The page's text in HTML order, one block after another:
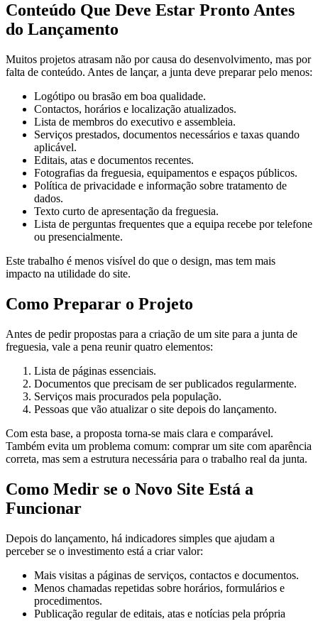
Conteúdo Que Deve Estar Pronto Antes
do Lançamento
Muitos projetos atrasam não por causa do desenvolvimento, mas por
falta de conteúdo. Antes de lançar, a junta deve preparar pelo menos:
Logótipo ou brasão em boa qualidade.
Contactos, horários e localização atualizados.
Lista de membros do executivo e assembleia.
Serviços prestados, documentos necessários e taxas quando
aplicável.
Editais, atas e documentos recentes.
Fotografias da freguesia, equipamentos e espaços públicos.
Política de privacidade e informação sobre tratamento de
dados.
Texto curto de apresentação da freguesia.
Lista de perguntas frequentes que a equipa recebe por telefone
ou presencialmente.
Este trabalho é menos visível do que o design, mas tem mais
impacto na utilidade do site.
Como Preparar o Projeto
Antes de pedir propostas para a criação de um site para a junta de
freguesia, vale a pena reunir quatro elementos:
Lista de páginas essenciais.
Documentos que precisam de ser publicados regularmente.
Serviços mais procurados pela população.
Pessoas que vão atualizar o site depois do lançamento.
Com esta base, a proposta torna-se mais clara e comparável.
Também evita um problema comum: comprar um site com aparência
correta, mas sem a estrutura necessária para o trabalho real da junta.
Como Medir se o Novo Site Está a
Funcionar
Depois do lançamento, há indicadores simples que ajudam a
perceber se o investimento está a criar valor:
Mais visitas a páginas de serviços, contactos e documentos.
Menos chamadas repetidas sobre horários, formulários e
procedimentos.
Publicação regular de editais, atas e notícias pela própria